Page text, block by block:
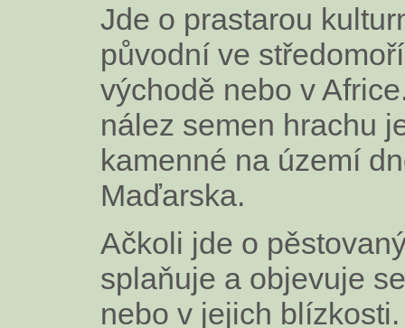
Jde o prastarou
původní ve
východě nebo v
nález semen hrachu
kamenné na území
Maďarska.
Ačkoli jde o
splaňuje a objevuje
nebo v jejich blízkosti.